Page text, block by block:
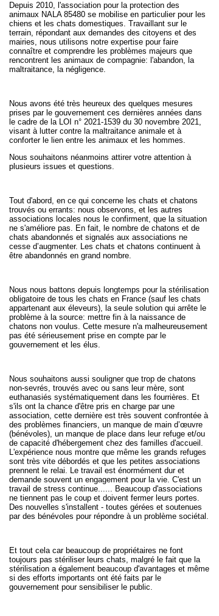
Depuis 2010, l'association pour la protection des
animaux NALA 85480 se mobilise en particulier pour les
chiens et les chats domestiques. Travaillant sur le
terrain, répondant aux demandes des citoyens et des
mairies, nous utilisons notre expertise pour faire
connaître et comprendre les problèmes majeurs que
rencontrent les animaux de compagnie: l'abandon, la
maltraitance, la négligence.
Nous avons été très heureux des quelques mesures
prises par le gouvernement ces dernières années dans
le cadre de la LOI n° 2021-1539 du 30 novembre 2021,
visant à lutter contre la maltraitance animale et à
conforter le lien entre les animaux et les hommes.
Nous souhaitons néanmoins attirer votre attention à
plusieurs issues et questions.
Tout d'abord, en ce qui concerne les chats et chatons
trouvés ou errants: nous observons, et les autres
associations locales nous le confirment, que la situation
ne s'améliore pas. En fait, le nombre de chatons et de
chats abandonnés et signalés aux associations ne
cesse d’augmenter. Les chats et chatons continuent à
être abandonnés en grand nombre.
Nous nous battons depuis longtemps pour la stérilisation
obligatoire de tous les chats en France (sauf les chats
appartenant aux éleveurs), la seule solution qui arrête le
problème à la source: mettre fin à la naissance de
chatons non voulus. Cette mesure n'a malheureusement
pas été sérieusement prise en compte par le
gouvernement et les élus.
Nous souhaitons aussi souligner que trop de chatons
non-sevrés, trouvés avec ou sans leur mère, sont
euthanasiés systématiquement dans les fourrières. Et
s'ils ont la chance d'être pris en charge par une
association, cette dernière est très souvent confrontée à
des problèmes financiers, un manque de main d’œuvre
(bénévoles), un manque de place dans leur refuge et/ou
de capacité d'hébergement chez des familles d'accueil.
L'expérience nous montre que même les grands refuges
sont très vite débordés et que les petites associations
prennent le relai. Le travail est énormément dur et
demande souvent un engagement pour la vie. C'est un
travail de stress continue...... Beaucoup d'associations
ne tiennent pas le coup et doivent fermer leurs portes.
Des nouvelles s'installent - toutes gérées et soutenues
par des bénévoles pour répondre à un problème sociétal.
Et tout cela car beaucoup de propriétaires ne font
toujours pas stériliser leurs chats, malgré le fait que la
stérilisation a également beaucoup d'avantages et même
si des efforts importants ont été faits par le
gouvernement pour sensibiliser le public.